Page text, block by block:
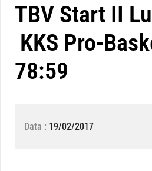
TBV Start II
KKS Pro-
78:59
Data : 19/02/2017